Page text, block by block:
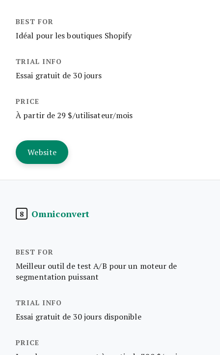
Idéal pour les boutiques Shopify
Essai gratuit de 30 jours
À partir de 29 $/utilisateur/mois
Website
8 Omniconvert
Meilleur outil de test A/B pour un moteur de
segmentation puissant
Essai gratuit de 30 jours disponible